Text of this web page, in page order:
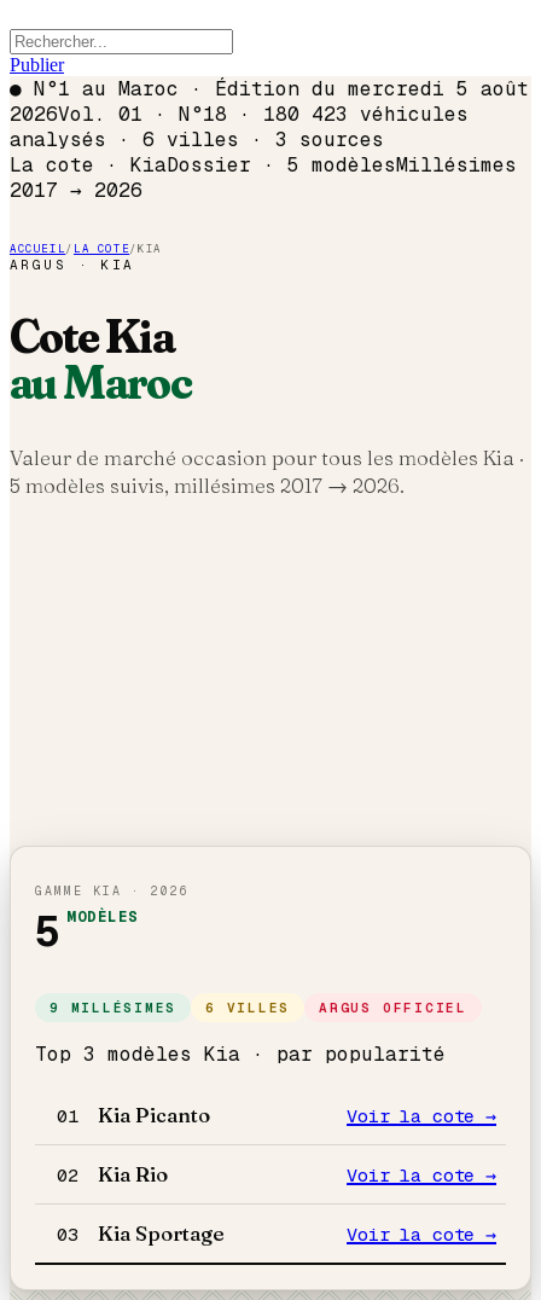
Publier
● N°1 au Maroc · Édition du mercredi 5 août
2026Vol. 01 · N°18 · 180 423 véhicules
analysés · 6 villes · 3 sources
La cote · KiaDossier · 5 modèlesMillésimes
2017 → 2026
ACCUEIL/ LA COTE/KIA
ARGUS · KIA
CoteKia
au Maroc
Valeur de marché occasion pour tous les modèles Kia ·
5 modèles suivis, millésimes 2017 → 2026.
GAMME KIA · 2026
5 MODÈLES
9 MILLÉSIMES 6 VILLES ARGUS OFFICIEL
Top 3 modèles Kia · par popularité
01 Kia Picanto Voir la cote →
02 Kia Rio Voir la cote →
03 Kia Sportage Voir la cote →